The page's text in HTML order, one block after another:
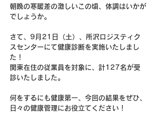
朝晩の寒暖差の激しいこの頃、体調はいかが
でしょうか。
さて、9月21日（土）、所沢ロジスティク
スセンターにて健康診断を実施いたしまし
た！
関東在住の従業員を対象に、計127名が受
診いたしました。
何をするにも健康第一、今回の結果をぜひ、
日々の健康管理にお役立てください！